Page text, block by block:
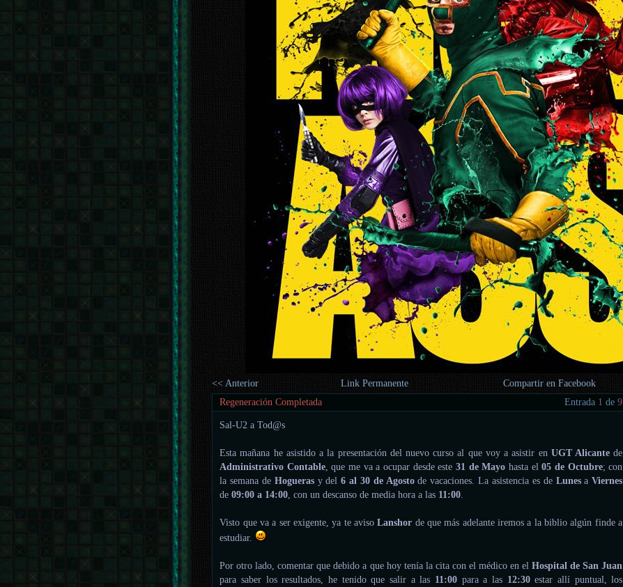
<< Anterior Link Permanente Compartir en Facebook
Regeneración Completada
Entrada 1 de9
Sal-U2 a Tod@s
Esta mañana he asistido a la presentación del nuevo curso al que voy a asistir en UGT Alicantede
Administrativo Contable, que me va a ocupar desde este31 de Mayo hasta el05 de Octubre; con
la semana de Hoguerasy del6 al 30 de Agostode vacaciones. La asistencia es de LunesaViernes
de09:00 a 14:00 , con un descanso de media hora a las 11:00
Visto que va a ser exigente, ya te avisoLanshor de que más adelante iremos a la biblio algún finde a
estudiar.
Por otro lado, comentar que debido a que hoy tenía la cita con el médico en elHospital de San Juan
para saber los resultados, he tenido que salir a las 11:00para a las 12:30estar allí puntual, los